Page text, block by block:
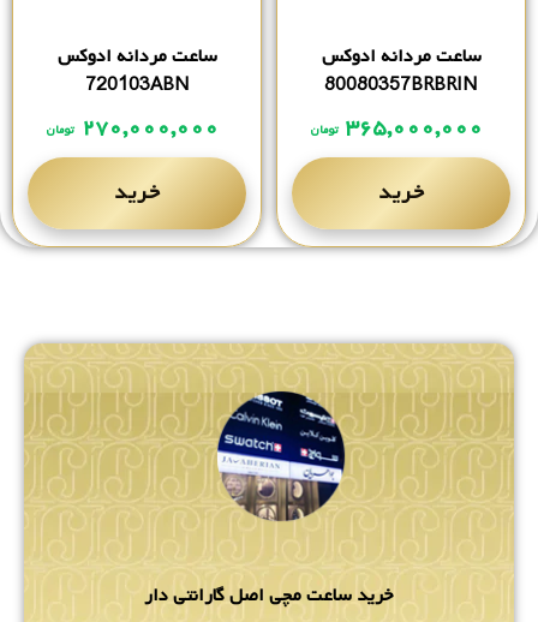
ساعت مردانه ادوکس
80080357BRBRIN
۳۶۵,۰۰۰,۰۰۰ تومان
خرید
ساعت مردانه ادوکس
720103ABN
۲۷۰,۰۰۰,۰۰۰ تومان
خرید
خرید ساعت مچی اصل گارانتی دار